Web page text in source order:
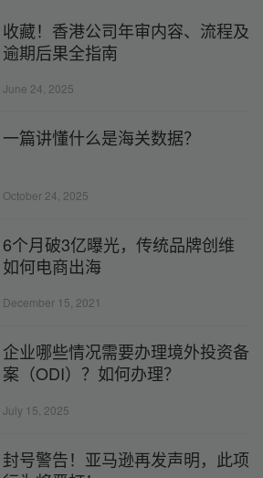
收藏！香港公司年审内容、流程及
逾期后果全指南
June 24, 2025
一篇讲懂什么是海关数据？
October 24, 2025
6个月破3亿曝光，传统品牌创维
如何电商出海
December 15, 2021
企业哪些情况需要办理境外投资备
案（ODI）？如何办理？
July 15, 2025
封号警告！亚马逊再发声明，此项